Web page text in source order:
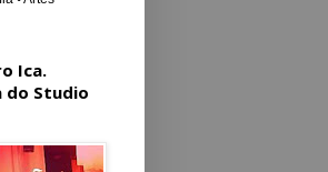
Ica.
do Studio